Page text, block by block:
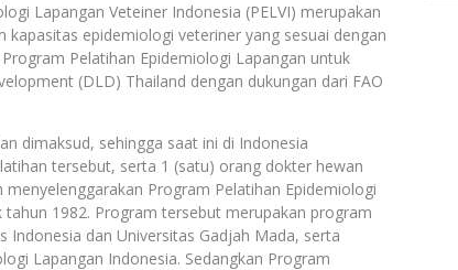
Lapangan Veteiner Indonesia (PELVI) merupakan
epidemiologi veteriner yang sesuai dengan
Pelatihan Epidemiologi Lapangan untuk
(DLD) Thailand dengan dukungan dari FAO
dimaksud, sehingga saat ini di Indonesia
tersebut, serta 1 (satu) orang dokter hewan
Program Pelatihan Epidemiologi
1982. Program tersebut merupakan program
Indonesia dan Universitas Gadjah Mada, serta
Lapangan Indonesia. Sedangkan Program